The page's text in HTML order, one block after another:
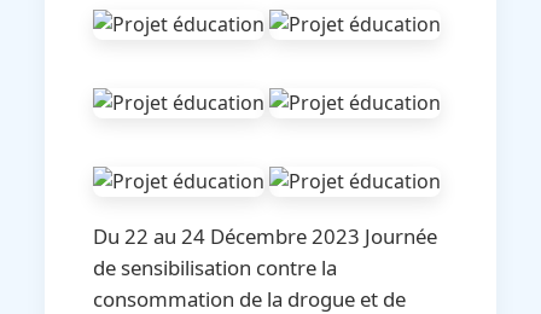
Du 22 au 24 Décembre 2023 Journée
de sensibilisation contre la
consommation de la drogue et de